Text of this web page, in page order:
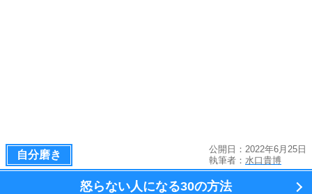
自分磨き
公開日：2022年6月25日
執筆者： 水口貴博
怒らない人になる30の方法